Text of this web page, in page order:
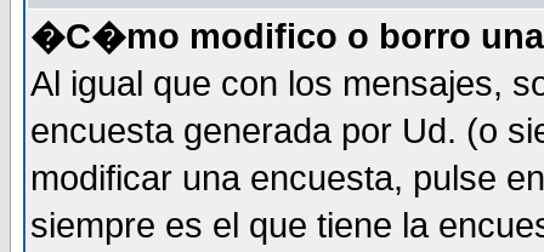
�C�mo modifico o borro
Al igual que con los mensajes,
encuesta generada por Ud. (o
modificar una encuesta, pulse
siempre es el que tiene la